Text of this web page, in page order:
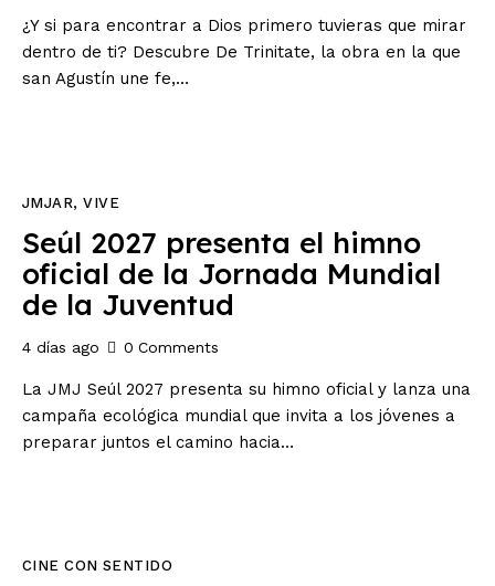
¿Y si para encontrar a Dios primero tuvieras que mirar
dentro de ti? Descubre De Trinitate, la obra en la que
san Agustín une fe,…
JMJAR,VIVE
Seúl 2027 presenta el himno
oficial de la Jornada Mundial
de la Juventud
4 días ago 0 Comments
La JMJ Seúl 2027 presenta su himno oficial y lanza una
campaña ecológica mundial que invita a los jóvenes a
preparar juntos el camino hacia…
CINE CON SENTIDO